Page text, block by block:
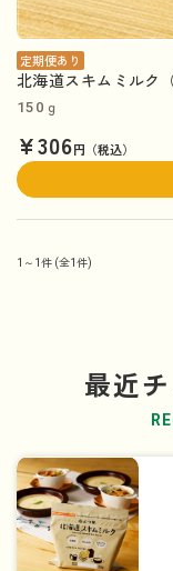
定期便あり
北海道スキムミルク
150ｇ
¥306円（税込）
1～1件 (全1件)
最近